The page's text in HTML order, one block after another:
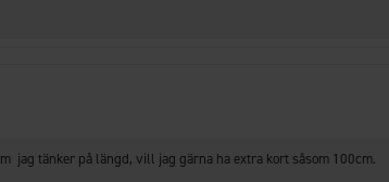
jag tänker på längd, vill jag gärna ha extra kort såsom 100cm.